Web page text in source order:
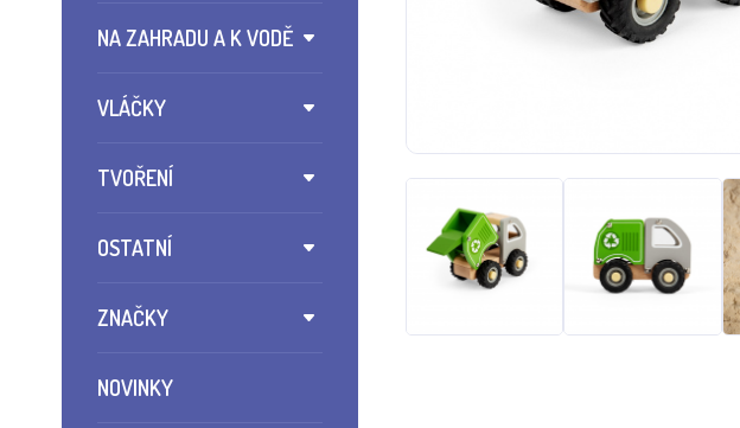
NA ZAHRADU A K VODĚ
VLÁČKY
TVOŘENÍ
OSTATNÍ
ZNAČKY
NOVINKY